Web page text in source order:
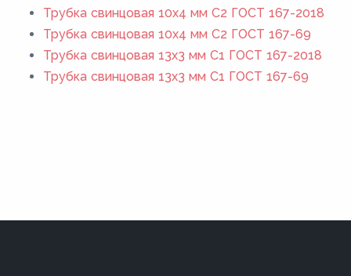
Трубка свинцовая 10х4 мм C2 ГОСТ 167-2018
Трубка свинцовая 10х4 мм C2 ГОСТ 167-69
Трубка свинцовая 13х3 мм C1 ГОСТ 167-2018
Трубка свинцовая 13х3 мм C1 ГОСТ 167-69